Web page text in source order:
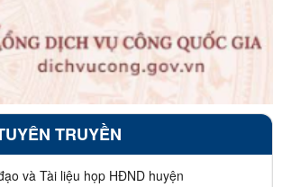
TRUYỀN
và Tài liệu họp HĐND huyện